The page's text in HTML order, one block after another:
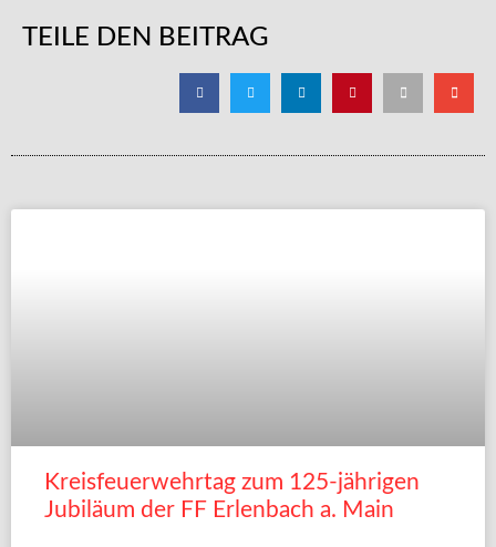
TEILE DEN BEITRAG
Kreisfeuerwehrtag zum 125-jährigen
Jubiläum der FF Erlenbach a. Main